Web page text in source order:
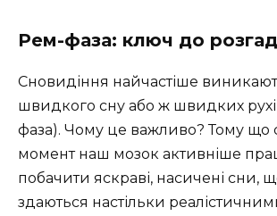
Рем-фаза: ключ до
Сновидіння найчастіше
швидкого сну або ж швидких
фаза). Чому це важливо? Тому що
момент наш мозок активніше
побачити яскраві, насичені сни,
здаються настільки